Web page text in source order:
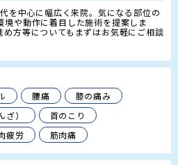
を中心に幅広く来院。気になる部位の
や動作に着目した施術を提案しま
方等についてもまずはお気軽にご相談
腰痛
膝の痛み
）
首のこり
疲労 筋肉痛